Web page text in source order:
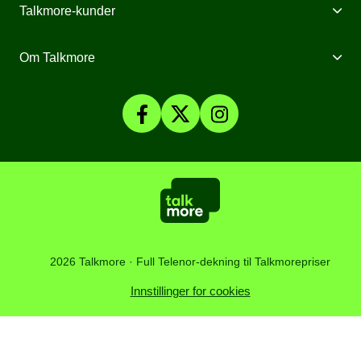
Priser
Mobiltelefoner
Talkmore-kunder
Mine Sider
Om Talkmore
Personvern og Cookies
Affiliate
2026 Talkmore · Full Telenor-dekning til Talkmorepriser
Innstillinger for cookies